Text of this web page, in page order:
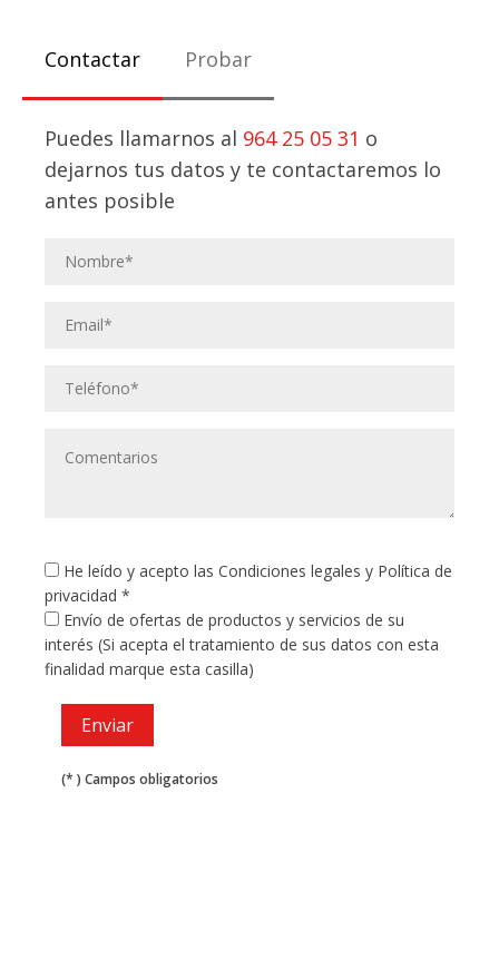
Contactar Probar
Puedes llamarnos al 964 25 05 31 o
dejarnos tus datos y te contactaremos lo
antes posible
He leído y acepto las Condiciones legales y Política de
privacidad *
Envío de ofertas de productos y servicios de su
interés (Si acepta el tratamiento de sus datos con esta
finalidad marque esta casilla)
(* ) Campos obligatorios